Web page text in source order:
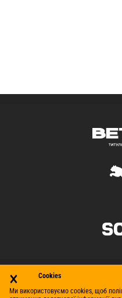
×
Cookies
Ми використовуємо cookies, щоб